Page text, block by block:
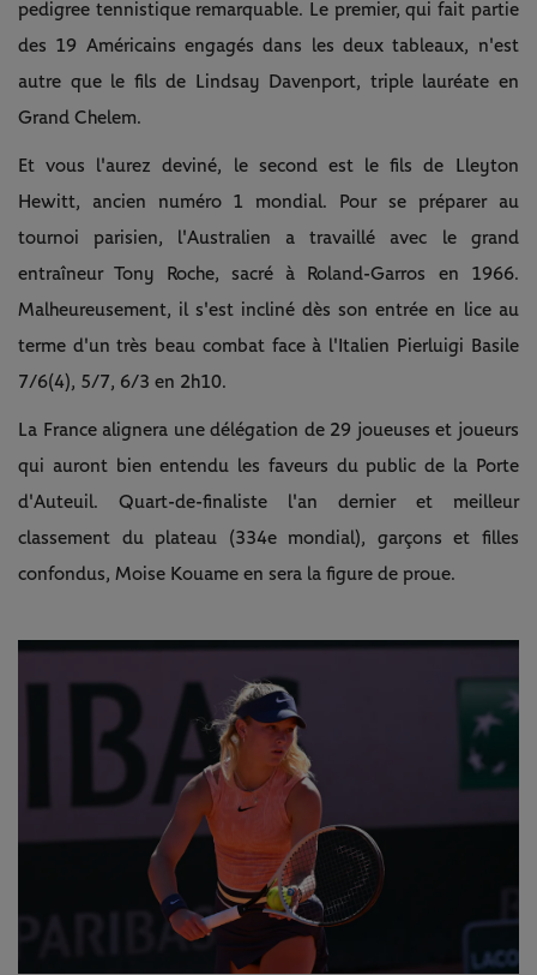
pedigree tennistique remarquable. Le premier, qui fait partie
des 19 Américains engagés dans les deux tableaux, n'est
autre que le fils de Lindsay Davenport, triple lauréate en
Grand Chelem.
Et vous l'aurez deviné, le second est le fils de Lleyton
Hewitt, ancien numéro 1 mondial. Pour se préparer au
tournoi parisien, l'Australien a travaillé avec le grand
entraîneur Tony Roche, sacré à Roland-Garros en 1966.
Malheureusement, il s'est incliné dès son entrée en lice au
terme d'un très beau combat face à l'Italien Pierluigi Basile
7/6(4), 5/7, 6/3 en 2h10.
La France alignera une délégation de 29 joueuses et joueurs
qui auront bien entendu les faveurs du public de la Porte
d'Auteuil. Quart-de-finaliste l'an dernier et meilleur
classement du plateau (334e mondial), garçons et filles
confondus, Moise Kouame en sera la figure de proue.